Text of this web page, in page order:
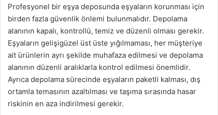
Profesyonel bir eşya deposunda eşyaların korunması için
birden fazla güvenlik önlemi bulunmalıdır. Depolama
alanının kapalı, kontrollü, temiz ve düzenli olması gerekir.
Eşyaların gelişigüzel üst üste yığılmaması, her müşteriye
ait ürünlerin ayrı şekilde muhafaza edilmesi ve depolama
alanının düzenli aralıklarla kontrol edilmesi önemlidir.
Ayrıca depolama sürecinde eşyaların paketli kalması, dış
ortamla temasının azaltılması ve taşıma sırasında hasar
riskinin en aza indirilmesi gerekir.